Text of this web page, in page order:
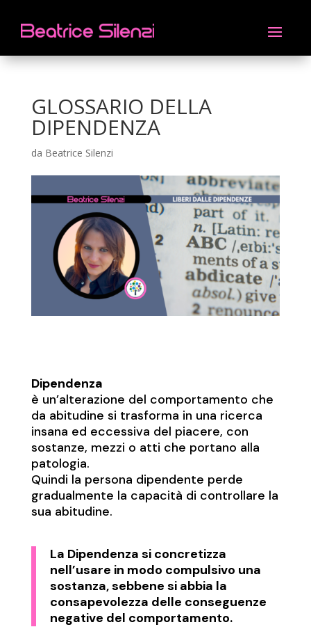
GLOSSARIO DELLA
DIPENDENZA
da Beatrice Silenzi
Dipendenza
è un’alterazione del comportamento che
da abitudine si trasforma in una ricerca
insana ed eccessiva del piacere, con
sostanze, mezzi o atti che portano alla
patologia.
Quindi la persona dipendente perde
gradualmente la capacità di controllare la
sua abitudine.
La Dipendenza si concretizza
nell’usare in modo compulsivo una
sostanza, sebbene si abbia la
consapevolezza delle conseguenze
negative del comportamento.